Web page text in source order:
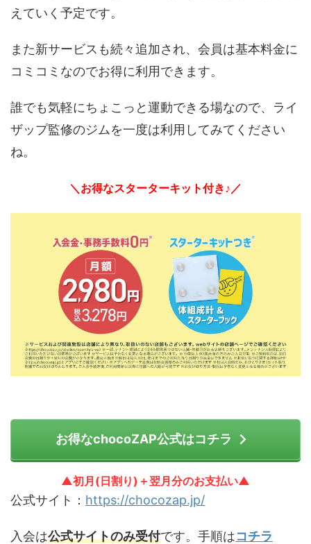
えていく予定です。
また新サービスも続々追加され、会員は基本料金に
コミコミなのでお得に利用できます。
誰でも気軽にちょこっと運動できる場なので、ライ
ザップ監修のジムを一度は利用してみてください
ね。
＼お得なスターターキット付き♪／
お得なchocoZAP公式はコチラ
▲初月(日割り)＋翌月分のお支払い▲
公式サイト： https://chocozap.jp/
入会は公式サイトのみ受付です。手順はコチラ